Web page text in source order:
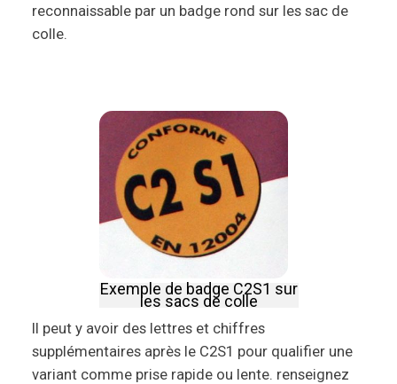
reconnaissable par un badge rond sur les sac de
colle.
Exemple de badge C2S1 sur
les sacs de colle
Il peut y avoir des lettres et chiffres
supplémentaires après le C2S1 pour qualifier une
variant comme prise rapide ou lente. renseignez